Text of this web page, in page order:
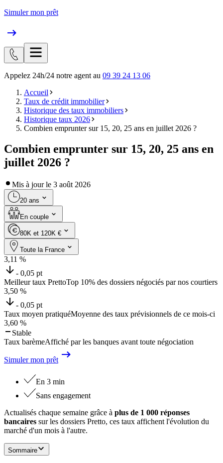
Simuler mon prêt
Appelez 24h/24 notre agent au 09 39 24 13 06
Accueil
Taux de crédit immobilier
Historique des taux immobiliers
Historique taux 2026
Combien emprunter sur 15, 20, 25 ans en juillet 2026 ?
Combien emprunter sur 15, 20, 25 ans en
juillet 2026 ?
Mis à jour le 3 août 2026
20 ans
En couple
80K et 120K €
Toute la France
3,11 %
- 0,05 pt
Meilleur taux PrettoTop 10% des dossiers négociés par nos courtiers
3,50 %
- 0,05 pt
Taux moyen pratiquéMoyenne des taux prévisionnels de ce mois-ci
3,60 %
Stable
Taux barèmeAffiché par les banques avant toute négociation
Simuler mon prêt
En 3 min
Sans engagement
Actualisés chaque semaine grâce à plus de 1 000 réponses
bancaires sur les dossiers Pretto, ces taux affichent l'évolution du
marché d'un mois à l'autre.
Sommaire